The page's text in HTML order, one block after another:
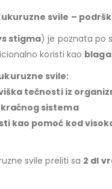
svile –
stigma) je poznata po
koristi kao
svile:
tečnosti iz
sistema
kao pomoć kod
svile preliti sa 2 dl